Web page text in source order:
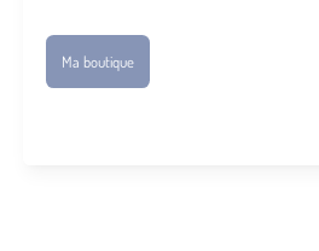
Ma boutique